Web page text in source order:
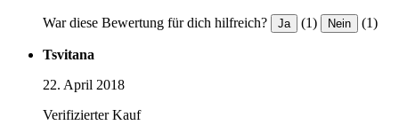
War diese Bewertung für dich hilfreich? Ja (1) Nein (1)
Tsvitana
22. April 2018
Verifizierter Kauf